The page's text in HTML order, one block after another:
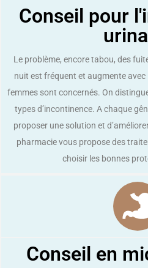
Conseil pour
Le problème, encore tabou, des
nuit est fréquent et augmente avec
femmes sont concernés. On
types d’incontinence. A chaque
proposer une solution et
pharmacie vous propose des
choisir les bonnes
Conseil en